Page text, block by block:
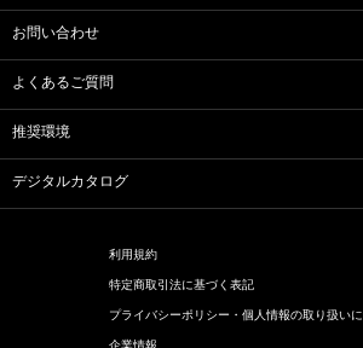
お問い合わせ
よくあるご質問
推奨環境
デジタルカタログ
利用規約
特定商取引法に基づく表記
プライバシーポリシー・個人情報の取り扱い
企業情報